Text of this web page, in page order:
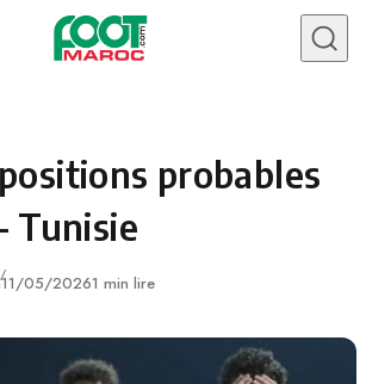
probables
Tunisie
Publié
11/05/20261 min lire